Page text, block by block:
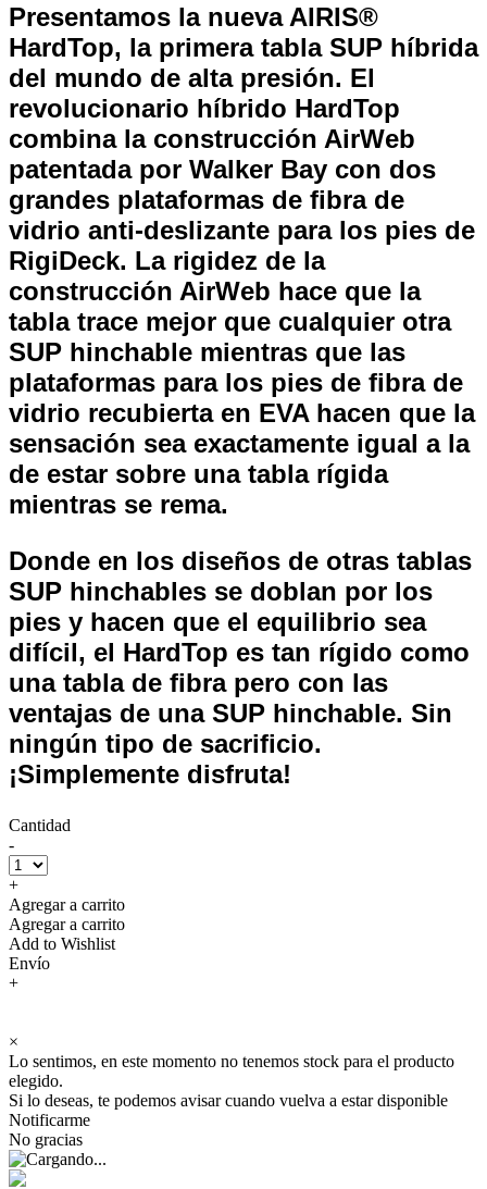
Presentamos la nueva AIRIS®
HardTop, la primera tabla SUP híbrida
del mundo de alta presión. El
revolucionario híbrido HardTop
combina la construcción AirWeb
patentada por Walker Bay con dos
grandes plataformas de fibra de
vidrio anti-deslizante para los pies de
RigiDeck. La rigidez de la
construcción AirWeb hace que la
tabla trace mejor que cualquier otra
SUP hinchable mientras que las
plataformas para los pies de fibra de
vidrio recubierta en EVA hacen que la
sensación sea exactamente igual a la
de estar sobre una tabla rígida
mientras se rema.
Donde en los diseños de otras tablas
SUP hinchables se doblan por los
pies y hacen que el equilibrio sea
difícil, el HardTop es tan rígido como
una tabla de fibra pero con las
ventajas de una SUP hinchable. Sin
ningún tipo de sacrificio.
¡Simplemente disfruta!
Cantidad
-
+
Agregar a carrito
Agregar a carrito
Add to Wishlist
Envío
+
×
Lo sentimos, en este momento no tenemos stock para el producto
elegido.
Si lo deseas, te podemos avisar cuando vuelva a estar disponible
Notificarme
No gracias